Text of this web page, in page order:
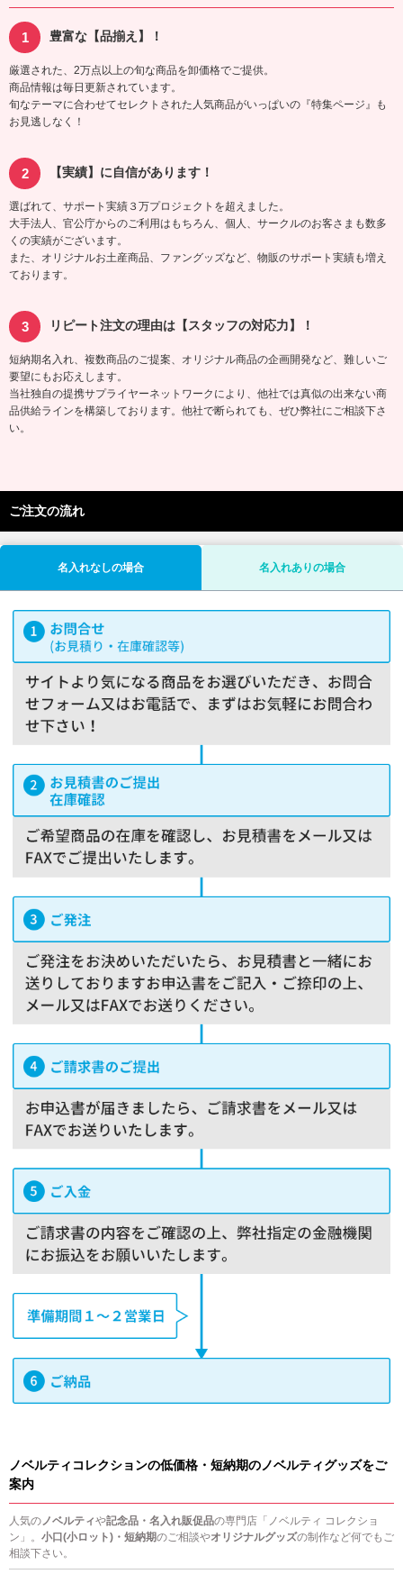
豊富な【品揃え】！
厳選された、2万点以上の旬な商品を卸価格でご提供。
商品情報は毎日更新されています。
旬なテーマに合わせてセレクトされた人気商品がいっぱいの『特集ページ』も
お見逃しなく！
【実績】に自信があります！
選ばれて、サポート実績３万プロジェクトを超えました。
大手法人、官公庁からのご利用はもちろん、個人、サークルのお客さまも数多
くの実績がございます。
また、オリジナルお土産商品、ファングッズなど、物販のサポート実績も増え
ております。
リピート注文の理由は【スタッフの対応力】！
短納期名入れ、複数商品のご提案、オリジナル商品の企画開発など、難しいご
要望にもお応えします。
当社独自の提携サプライヤーネットワークにより、他社では真似の出来ない商
品供給ラインを構築しております。他社で断られても、ぜひ弊社にご相談下さ
い。
ご注文の流れ
名入れなしの場合 名入れありの場合
ノベルティコレクションの低価格・短納期のノベルティグッズをご
案内
人気のノベルティや記念品・名入れ販促品の専門店「ノベルティ コレクショ
ン」。 小口(小ロット)・短納期のご相談やオリジナルグッズの制作など何でもご
相談下さい。